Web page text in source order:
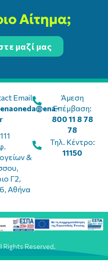
Αίτημα;
μαζί μας
Email:
&
Γ2,
Αθήνα
Άμεση
Επέμβαση:
800 11 8 78
78
Τηλ. Κέντρο:
11150
Reserved.